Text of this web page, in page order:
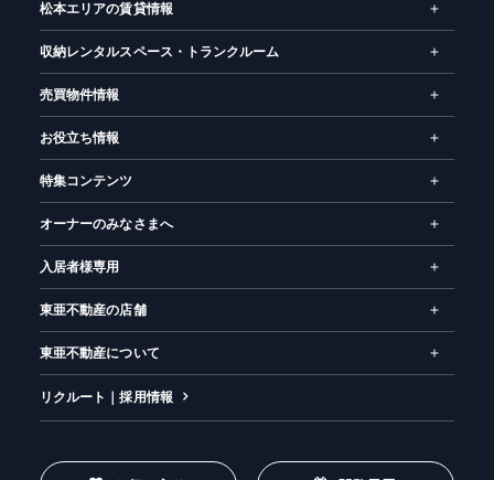
松本エリアの賃貸情報
収納レンタルスペース・トランクルーム
売買物件情報
お役立ち情報
特集コンテンツ
オーナーのみなさまへ
入居者様専用
東亜不動産の店舗
東亜不動産について
リクルート｜採用情報